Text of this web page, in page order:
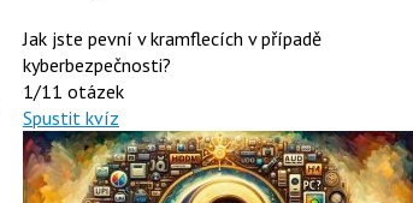
Jak jste pevní v kramflecích v případě
kyberbezpečnosti?
1/11 otázek
Spustit kvíz